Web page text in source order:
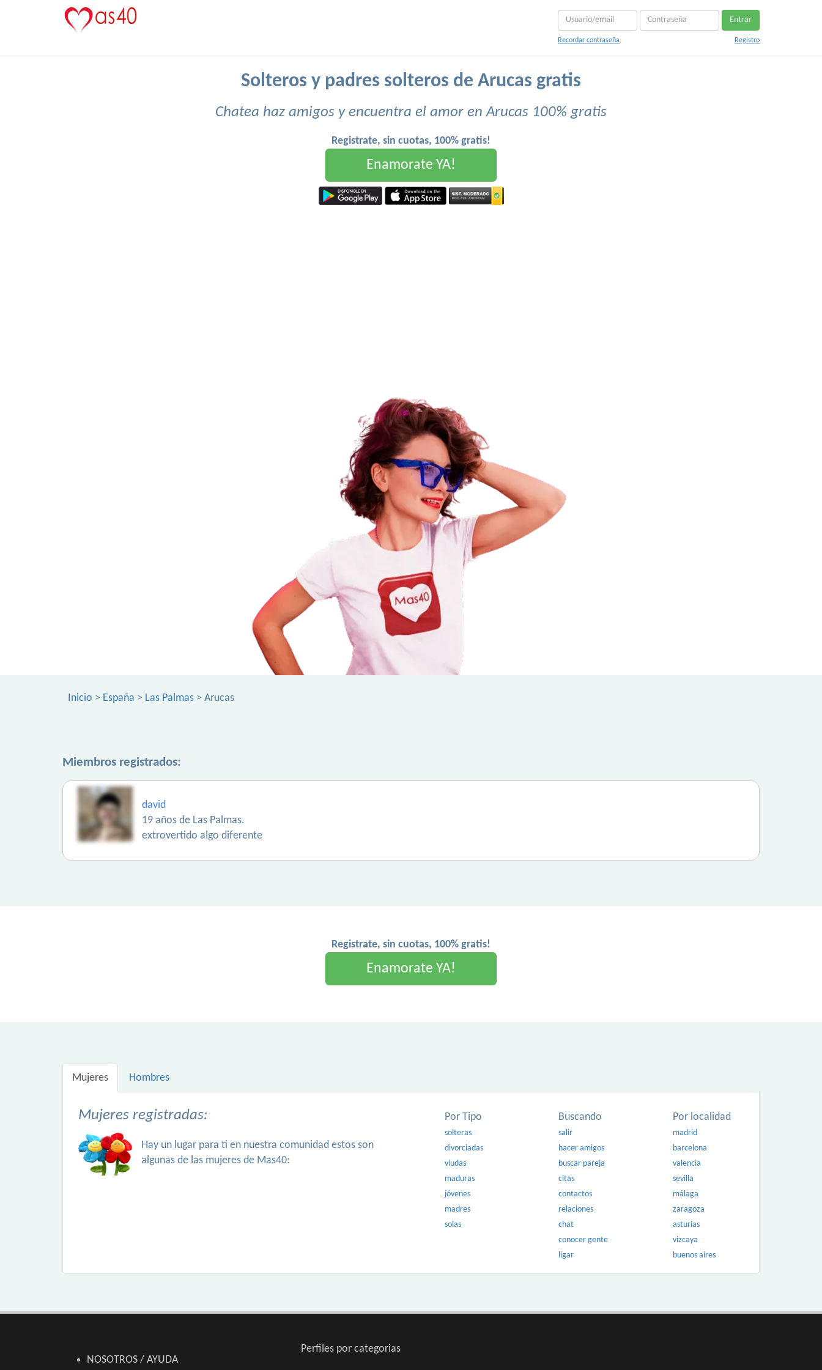
Entrar
Recordar contraseña Registro
Solteros y padres solteros de Arucas gratis
Chatea haz amigos y encuentra el amor en Arucas 100% gratis
Registrate, sin cuotas, 100% gratis!
Enamorate YA!
Inicio > España > Las Palmas > Arucas
Miembros registrados:
david
19 años de Las Palmas.
extrovertido algo diferente
Registrate, sin cuotas, 100% gratis!
Enamorate YA!
Mujeres Hombres
Mujeres registradas:
Hay un lugar para ti en nuestra comunidad estos son
algunas de las mujeres de Mas40:
Por Tipo
solteras
divorciadas
viudas
maduras
jóvenes
madres
solas
Buscando
salir
hacer amigos
buscar pareja
citas
contactos
relaciones
chat
conocer gente
ligar
Por localidad
madrid
barcelona
valencia
sevilla
málaga
zaragoza
asturias
vizcaya
buenos aires
NOSOTROS / AYUDA
Perfiles por categorias